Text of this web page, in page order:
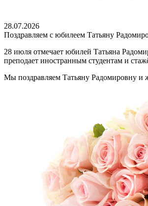
28.07.2026
Поздравляем с юбилеем Татьяну
28 июля отмечает юбилей Татьяна
преподает иностранным студентам и
Мы поздравляем Татьяну Радомировну и